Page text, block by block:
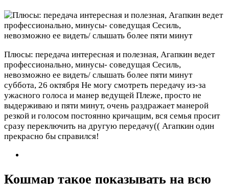
Плюсы: передача интересная и полезная, Агапкин ведет
профессионально, минусы- соведущая Сесиль,
невозможно ее видеть/ слышать более пяти минут
суббота, 26 октября Не могу смотреть передачу из-за
ужасного голоса и манер ведущей Плеже, просто не
выдерживаю и пяти минут, очень раздражает манерой
резкой и голосом постоянно кричащим, вся семья просит
сразу переключить на другую передачу(( Агапкин один
прекрасно бы справился!
Кошмар такое показывать на всю